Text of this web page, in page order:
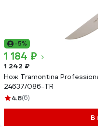
-5%
1 184 ₽
1 242 ₽
Нож Tramontina
24637/086-TR
4.8(6)
В